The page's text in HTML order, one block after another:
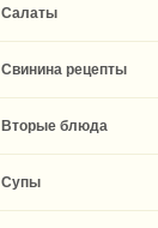
Салаты
Свинина рецепты
Вторые блюда
Супы